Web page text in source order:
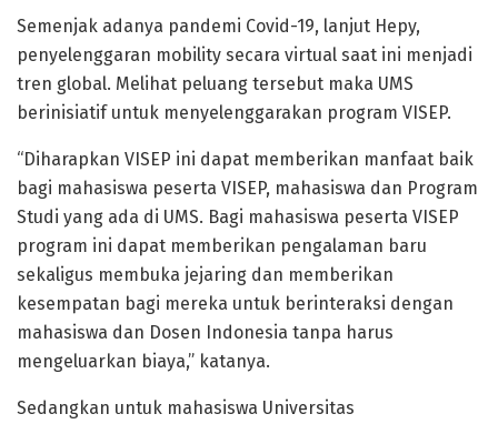
Semenjak adanya pandemi Covid-19, lanjut Hepy,
penyelenggaran mobility secara virtual saat ini menjadi
tren global. Melihat peluang tersebut maka UMS
berinisiatif untuk menyelenggarakan program VISEP.
“Diharapkan VISEP ini dapat memberikan manfaat baik
bagi mahasiswa peserta VISEP, mahasiswa dan Program
Studi yang ada di UMS. Bagi mahasiswa peserta VISEP
program ini dapat memberikan pengalaman baru
sekaligus membuka jejaring dan memberikan
kesempatan bagi mereka untuk berinteraksi dengan
mahasiswa dan Dosen Indonesia tanpa harus
mengeluarkan biaya,” katanya.
Sedangkan untuk mahasiswa Universitas